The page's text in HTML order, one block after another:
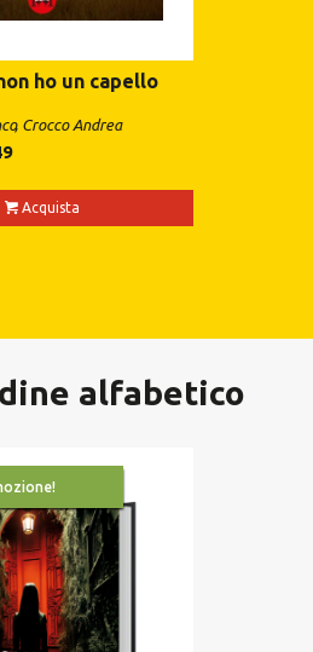
ho un capello
Crocco Andrea
Acquista
alfabetico